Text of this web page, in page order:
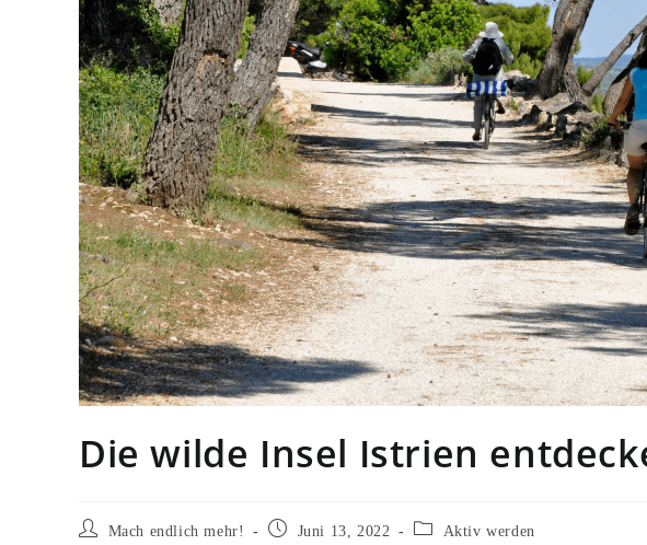
Die wilde Insel Istrien
Beitrags-Mach endlich mehr!
BeitragJuni 13, 2022
Beitrags-Aktiv werden